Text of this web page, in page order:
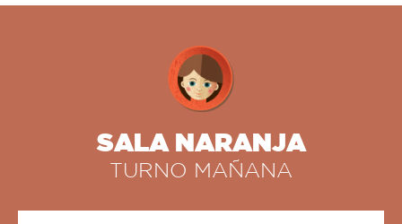
SALA NARANJA
TURNO MAÑANA